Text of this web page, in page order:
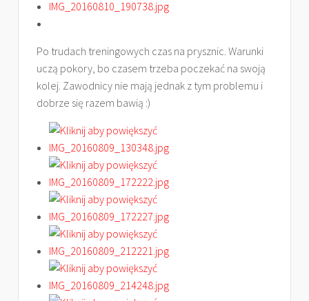
Po trudach treningowych czas na prysznic. Warunki
uczą pokory, bo czasem trzeba poczekać na swoją
kolej. Zawodnicy nie mają jednak z tym problemu i
dobrze się razem bawią :)